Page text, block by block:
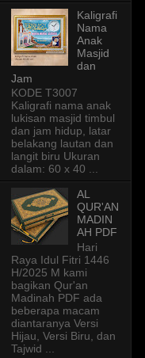
Kaligrafi
Nama
Anak
Masjid
dan
Jam
KODE T3007
Kaligrafi nama anak
lukisan masjid timbul
dan jam hidup, latar
belakang lautan dan
langit biru Ukuran
dalam: 60 x 40 ...
AL
QUR'AN
MADIN
AH PDF
Hari
Raya Idul Fitri 1446
H/2025 M kami
bagikan Qur'an
Madinah PDF ada
beberapa macam
diantaranya Versi
Hijau, Versi Biru, dan
Tajwid ...